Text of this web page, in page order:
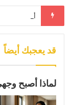
أخطاء
قد يعجبك أيضاً
لماذا أصبح